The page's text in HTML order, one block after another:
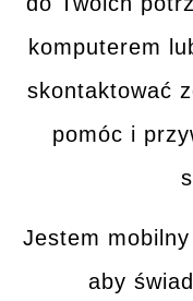
komputerem
skontaktować
pomóc i
Jestem
aby